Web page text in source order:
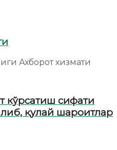
Ахборот хизмати
кўрсатиш сифати
қулай шароитлар